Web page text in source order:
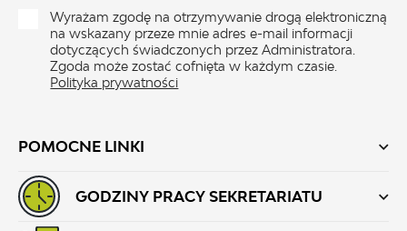
POMOCNE LINKI
Wyrażam zgodę na otrzymywanie drogą elektroniczną
na wskazany przeze mnie adres e-mail informacji
dotyczących świadczonych przez Administratora.
Zgoda może zostać cofnięta w każdym czasie.
Polityka prywatności
GODZINY PRACY SEKRETARIATU